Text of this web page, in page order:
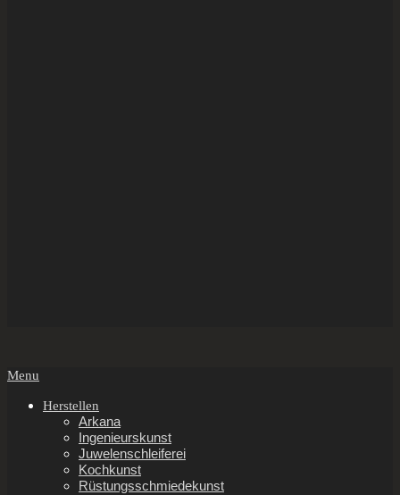
Secondary
Menu
Menu
Herstellen
Arkana
Ingenieurskunst
Juwelenschleiferei
Kochkunst
Rüstungsschmiedekunst